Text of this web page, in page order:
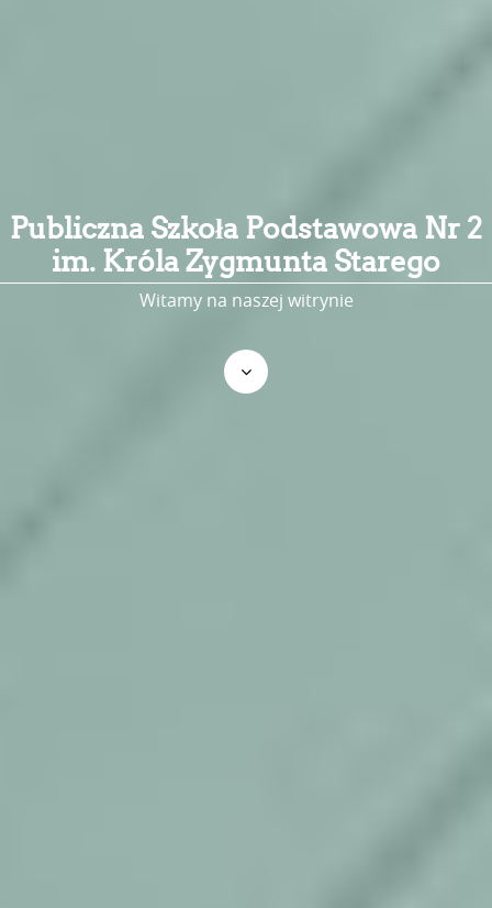
Publiczna Szkoła Podstawowa Nr 2
im. Króla Zygmunta Starego
Witamy na naszej witrynie